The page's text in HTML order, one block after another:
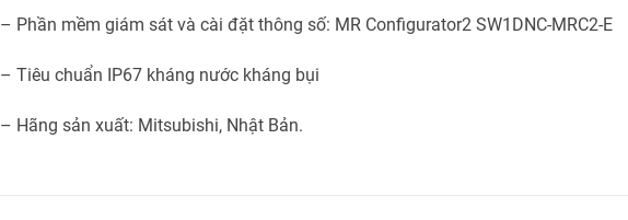
– Phần mềm giám sát và cài đặt thông số: MR Configurator2 SW1DNC-MRC2-E
– Tiêu chuẩn IP67 kháng nước kháng bụi
– Hãng sản xuất: Mitsubishi, Nhật Bản.